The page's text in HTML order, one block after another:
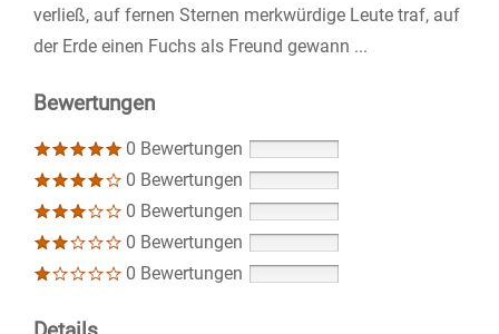
verließ, auf fernen Sternen merkwürdige Leute traf, auf
der Erde einen Fuchs als Freund gewann ...
Bewertungen
0 Bewertungen
0 Bewertungen
0 Bewertungen
0 Bewertungen
0 Bewertungen